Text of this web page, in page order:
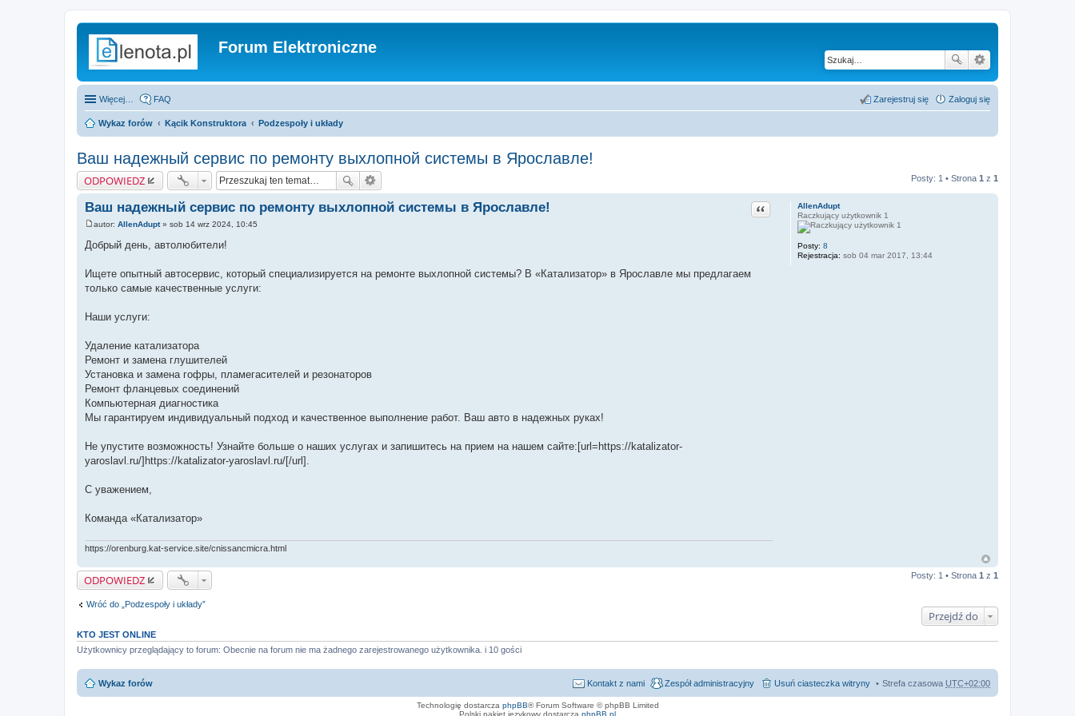
Forum Elektroniczne
Więcej… FAQ Zaloguj się
Zarejestruj się
Wykaz forów Kącik Konstruktora Podzespoły i układy
Ваш надежный сервис по ремонту выхлопной системы в Ярославле!
ODPOWIEDZ Posty: 1 • Strona 1 z 1
AllenAdupt
Raczkujący użytkownik 1
Posty: 8
Rejestracja: sob 04 mar 2017, 13:44
Ваш надежный сервис по ремонту выхлопной системы в Ярославле! Cytuj
s
autor: AllenAdupt» sob 14 wrz 2024, 10:45
Добрый день, автолюбители!
Ищете опытный автосервис, который специализируется на ремонте выхлопной системы? В «Катализатор» в Ярославле мы предлагаем
только самые качественные услуги:
Наши услуги:
Удаление катализатора
Ремонт и замена глушителей
Установка и замена гофры, пламегасителей и резонаторов
Ремонт фланцевых соединений
Компьютерная диагностика
Мы гарантируем индивидуальный подход и качественное выполнение работ. Ваш авто в надежных руках!
Не упустите возможность! Узнайте больше о наших услугах и запишитесь на прием на нашем сайте:[url=https://katalizator-
yaroslavl.ru/]https://katalizator-yaroslavl.ru/[/url].
С уважением,
Команда «Катализатор»
https://orenburg.kat-service.site/cnissancmicra.html
ODPOWIEDZ Posty: 1 • Strona 1 z 1
Wróć do „Podzespoły i układy”
Przejdź do
KTO JEST ONLINE
Użytkownicy przeglądający to forum: Obecnie na forum nie ma żadnego zarejestrowanego użytkownika. i 10 gości
Wykaz forów Strefa czasowa UTC+02:00
Usuń ciasteczka witryny
Zespół administracyjny
Kontakt z nami
Technologię dostarcza phpBB® Forum Software © phpBB Limited
Polski pakiet językowy dostarcza phpBB.pl